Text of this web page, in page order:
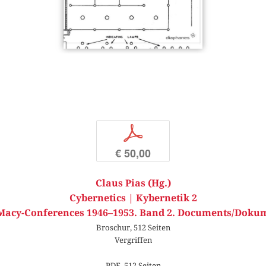
p
€ 50,00
Claus Pias (Hg.)
Cybernetics | Kybernetik 2
Conferences 1946–1953. Band 2. Documents/
Broschur, 512 Seiten
Vergriffen